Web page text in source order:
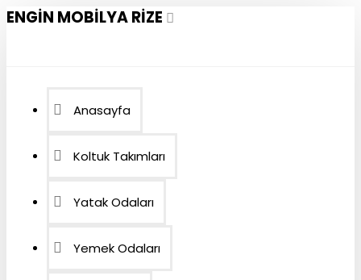
ENGIN MOBILYA RIZE
Anasayfa
Koltuk Takımları
Yatak Odaları
Yemek Odaları